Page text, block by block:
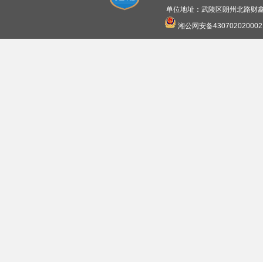
单位地址：武陵区朗州北路
湘公网安备